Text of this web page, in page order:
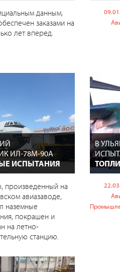
данным,
заказами на
лет вперед.
ИЛ-78М-90А
ИСПЫТАНИЯ
произведенный на
авиазаводе,
наземные
покрашен и
на летно-
станцию.
В